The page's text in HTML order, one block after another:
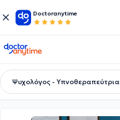
Doctoranytime
doctoranytime
Ψυχολόγος - Υπνοθεραπεύτρια